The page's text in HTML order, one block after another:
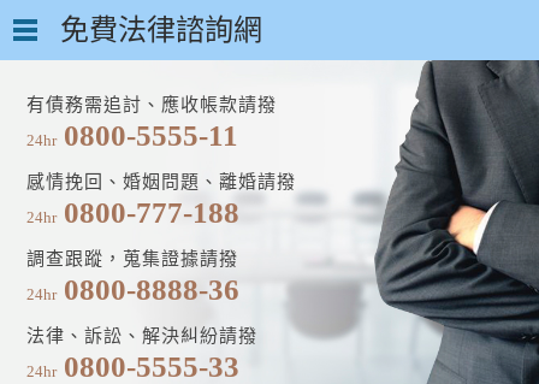
免費法律諮詢網
有債務需追討、應收帳款請撥
24hr 0800-5555-11
感情挽回、婚姻問題、離婚請撥
24hr 0800-777-188
調查跟蹤，蒐集證據請撥
24hr 0800-8888-36
法律、訴訟、解決糾紛請撥
24hr 0800-5555-33